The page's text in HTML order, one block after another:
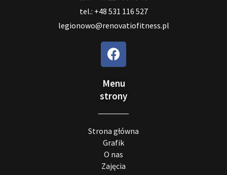
tel.: +48 531 116 527
legionowo@renovatiofitness.pl
Menu
strony
Strona główna
Grafik
O nas
Zajęcia